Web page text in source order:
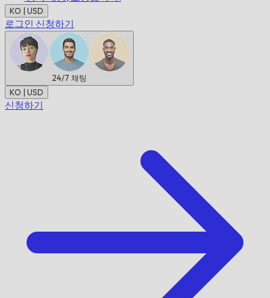
KO | USD
로그인 신청하기
24/7 채팅
KO | USD
신청하기